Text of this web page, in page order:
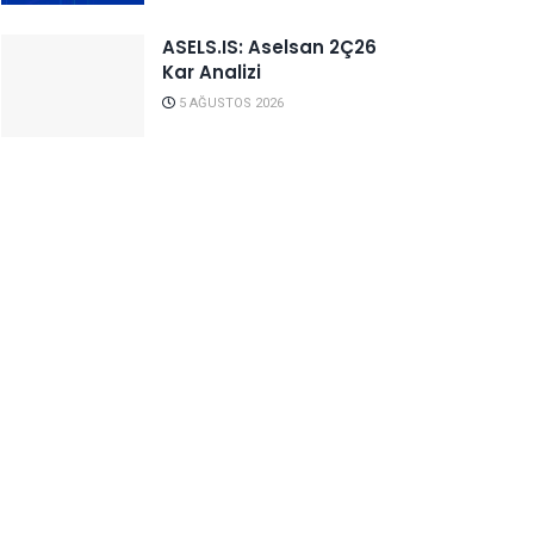
ASELS.IS: Aselsan 2Ç26
Kar Analizi
5 AĞUSTOS 2026